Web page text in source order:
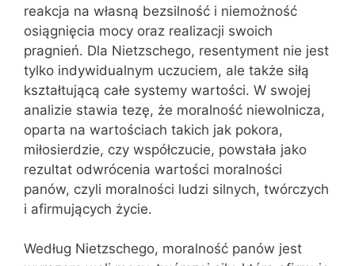
reakcja na własną bezsilność i niemożność
osiągnięcia mocy oraz realizacji swoich
pragnień. Dla Nietzschego, resentyment nie jest
tylko indywidualnym uczuciem, ale także siłą
kształtującą całe systemy wartości. W swojej
analizie stawia tezę, że moralność niewolnicza,
oparta na wartościach takich jak pokora,
miłosierdzie, czy współczucie, powstała jako
rezultat odwrócenia wartości moralności
panów, czyli moralności ludzi silnych, twórczych
i afirmujących życie.
Według Nietzschego, moralność panów jest